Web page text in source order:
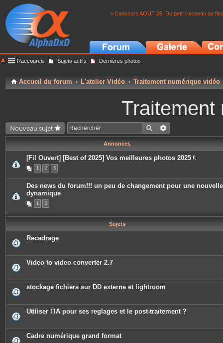
> Concours AOUT 26: Du petit ruisseau au
Raccourcis Sujets actifs Dernières photos
Accueil du forum L'atelier Vidéo Traitement numérique vidéo
Traitement
Nouveau sujet
Annonces
[Fil Ouvert] [Best of 2025] Vos meilleures photos 2025
c
e
n
1 2 3
Des news du forum!!! un peu de changement pour une nouvelle
dynamique
1 2
Sujets
Recadrage
Video to video converter 2.7
stockage fichiers sur DD externe et lightroom
Utiliser l'IA pour ses reglages et le post-traitement ?
Cadre numérique grand format